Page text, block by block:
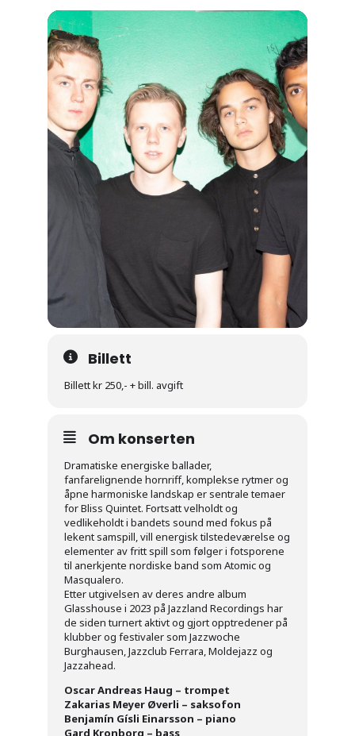
Billett
Billett kr 250,- + bill. avgift
Om konserten
Dramatiske energiske ballader,
fanfarelignende hornriff, komplekse rytmer og
åpne harmoniske landskap er sentrale temaer
for Bliss Quintet. Fortsatt velholdt og
vedlikeholdt i bandets sound med fokus på
lekent samspill, vill energisk tilstedeværelse og
elementer av fritt spill som følger i fotsporene
til anerkjente nordiske band som Atomic og
Masqualero.
Etter utgivelsen av deres andre album
Glasshouse i 2023 på Jazzland Recordings har
de siden turnert aktivt og gjort opptredener på
klubber og festivaler som Jazzwoche
Burghausen, Jazzclub Ferrara, Moldejazz og
Jazzahead.
Oscar Andreas Haug – trompet
Zakarias Meyer Øverli – saksofon
Benjamín Gísli Einarsson – piano
Gard Kronborg – bass